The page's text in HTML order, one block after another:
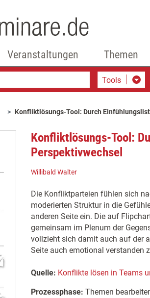
Veranstaltungen Themen
Tools
Konfliktlösungs-Tool: Durch
Konfliktlösungs-Tool:
Perspektivwechsel
Willibald Walter
Die Konfliktparteien fühlen sich
moderierten Struktur in die
anderen Seite ein. Die auf
gemeinsam im Plenum der
vollzieht sich damit auch auf der
Seite auch emotional verstanden
Quelle: Konflikte lösen in Teams
Prozessphase: Themen